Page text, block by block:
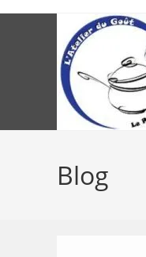
Blog